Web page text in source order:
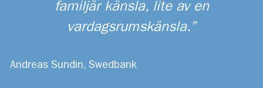
familjär känsla, lite av en
vardagsrumskänsla.
Andreas Sundin, Swedbank